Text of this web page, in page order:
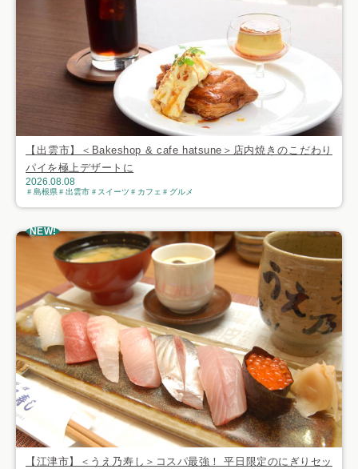
【出雲市】＜Bakeshop & cafe hatsune＞店内焼きのこだわり
パイを極上デザートに
2026.08.08
島根県 出雲市 スイーツ カフェ グルメ
NEW!
【江津市】＜うえ乃寿し＞コスパ最強！ 平日限定のにぎりセッ